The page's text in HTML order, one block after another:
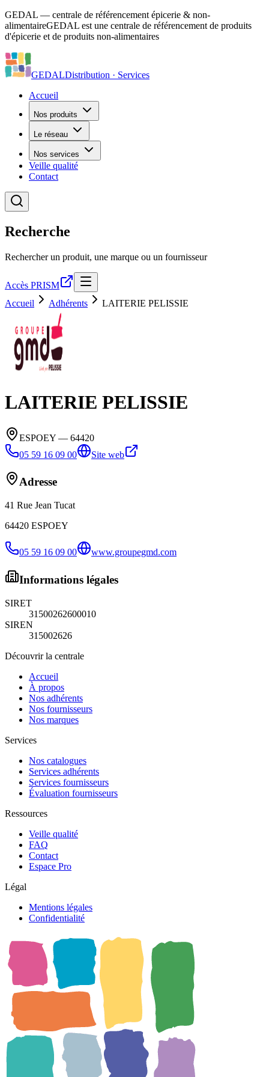
GEDAL — centrale de référencement épicerie & non-
alimentaireGEDAL est une centrale de référencement de produits
d'épicerie et de produits non-alimentaires
GEDALDistribution · Services
Accueil
Nos produits
Le réseau
Nos services
Veille qualité
Contact
Recherche
Rechercher un produit, une marque ou un fournisseur
Accès PRISM
Accueil
Adhérents LAITERIE PELISSIE
LAITERIE PELISSIE
ESPOEY — 64420
05 59 16 09 00
Site web
Adresse
41 Rue Jean Tucat
64420 ESPOEY
05 59 16 09 00 www.groupegmd.com
Informations légales
SIRET
31500262600010
SIREN
315002626
Découvrir la centrale
Accueil
À propos
Nos adhérents
Nos fournisseurs
Nos marques
Services
Nos catalogues
Services adhérents
Services fournisseurs
Évaluation fournisseurs
Ressources
Veille qualité
FAQ
Contact
Espace Pro
Légal
Mentions légales
Confidentialité